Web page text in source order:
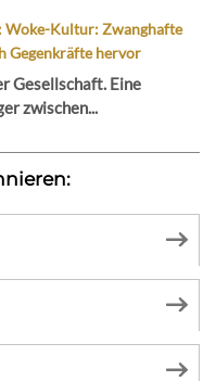
Woke-Kultur: Zwanghafte
Gegenkräfte hervor
Gesellschaft. Eine
zwischen...